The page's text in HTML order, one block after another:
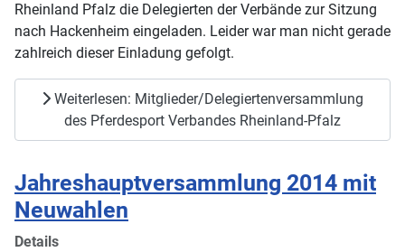
Rheinland Pfalz die Delegierten der Verbände zur Sitzung
nach Hackenheim eingeladen. Leider war man nicht gerade
zahlreich dieser Einladung gefolgt.
Weiterlesen: Mitglieder/Delegiertenversammlung
des Pferdesport Verbandes Rheinland-Pfalz
Jahreshauptversammlung 2014 mit
Neuwahlen
Details